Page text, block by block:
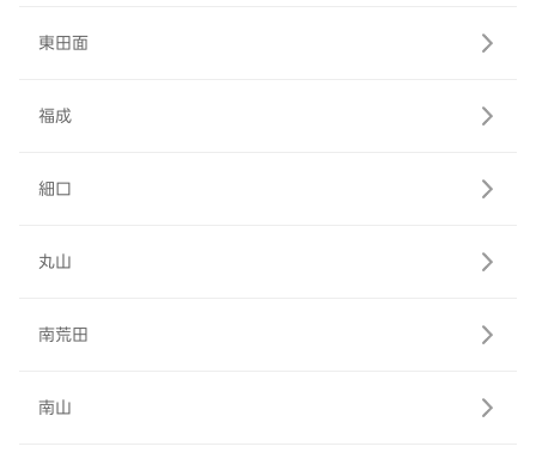
東田面
福成
細口
丸山
南荒田
南山